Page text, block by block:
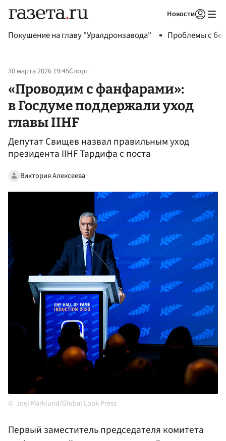
Новости
Покушение на главу "Уралдронзавода" Проблемы с
30 марта 2026 19:45Спорт
«Проводим с фанфарами»:
в Госдуме поддержали уход
главы IIHF
Депутат Свищев назвал правильным уход
президента IIHF Тардифа с поста
Виктория Алексеева
Joel Marklund/Global Look Press
Первый заместитель председателя комитета